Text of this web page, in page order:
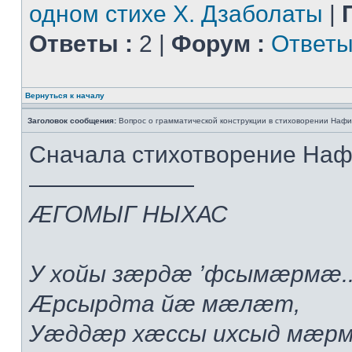
одном стихе Х. Дзаболаты |
Ответы : 2 | Форум :
Вернуться к началу
Заголовок сообщения: Вопрос о грамматической конструкции в стиховорении Нафи
Сначала стихотворение
———————
ÆГОМЫГ НЫХАС
У хойы зæрдæ
Æрсырдта йæ мæлæт,
Уæддæр хæссы ихсыд